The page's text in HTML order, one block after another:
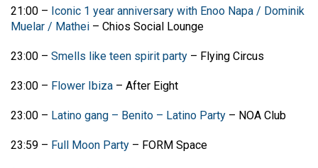
21:00 – Iconic 1 year anniversary with Enoo Napa / Dominik
Muelar / Mathei – Chios Social Lounge
23:00 – Smells like teen spirit party – Flying Circus
23:00 – Flower Ibiza – After Eight
23:00 – Latino gang – Benito – Latino Party – NOA Club
23:59 – Full Moon Party – FORM Space